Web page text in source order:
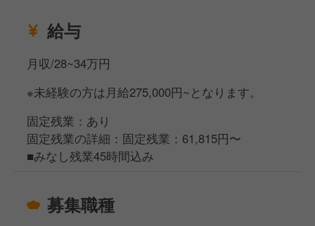
笑顔を大切に、ていねいな接客を心がけてください
ね。
給与
月収/28~34万円
※未経験の方は月給275,000円~となります。
固定残業：あり
固定残業の詳細：固定残業：61,815円〜
■みなし残業45時間込み
募集職種